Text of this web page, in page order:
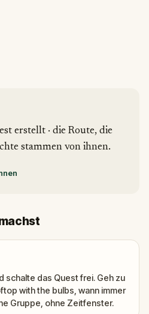
erstellt · die Route, die
stammen von ihnen.
schalte das Quest frei. Geh zu
with the bulbs, wann immer
Gruppe, ohne Zeitfenster.